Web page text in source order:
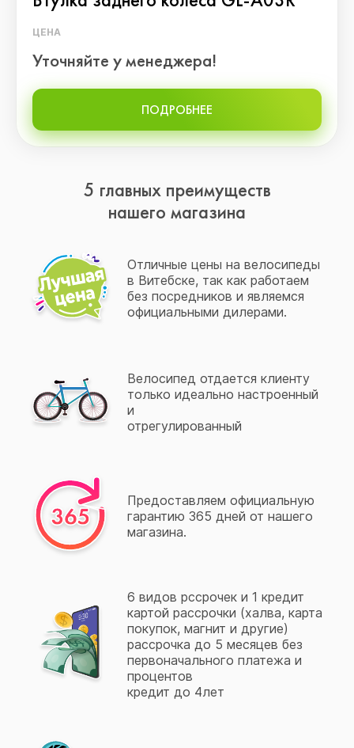
ЦЕНА
Уточняйте у менеджера!
ПОДРОБНЕЕ
5 главных преимуществ
нашего магазина
Отличные цены на велосипеды
в Витебске, так как работаем
без посредников и являемся
официальными дилерами.
Велосипед отдается клиенту
только идеально настроенный
и
отрегулированный
Предоставляем официальную
гарантию 365 дней от нашего
магазина.
6 видов рссрочек и 1 кредит
картой рассрочки (халва, карта
покупок, магнит и другие)
рассрочка до 5 месяцев без
первоначального платежа и
процентов
кредит до 4лет